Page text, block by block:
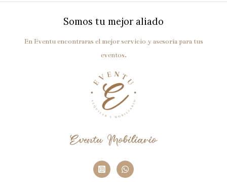
Somos tu mejor aliado
En Eventu encontraras el mejor servicio y asesoría para tus
eventos.
Eventu Mobiliario